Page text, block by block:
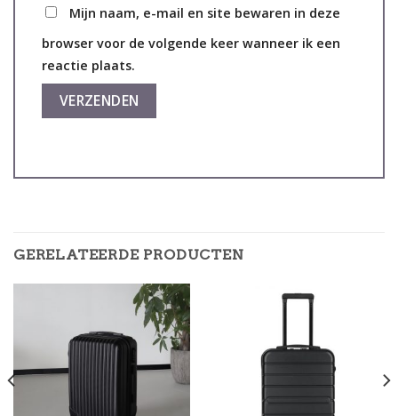
Mijn naam, e-mail en site bewaren in deze
browser voor de volgende keer wanneer ik een
reactie plaats.
GERELATEERDE PRODUCTEN